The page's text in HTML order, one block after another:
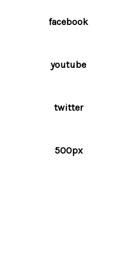
facebook
youtube
twitter
500px